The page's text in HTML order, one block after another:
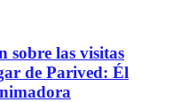
sobre las visitas
de Parived: Él